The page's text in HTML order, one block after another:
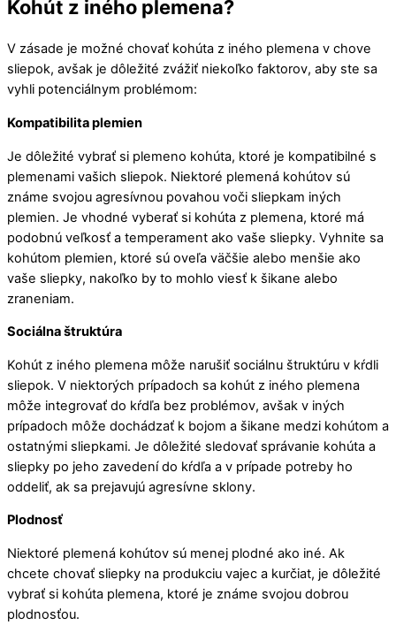
Kohút z iného plemena?
V zásade je možné chovať kohúta z iného plemena v chove
sliepok, avšak je dôležité zvážiť niekoľko faktorov, aby ste sa
vyhli potenciálnym problémom:
Kompatibilita plemien
Je dôležité vybrať si plemeno kohúta, ktoré je kompatibilné s
plemenami vašich sliepok. Niektoré plemená kohútov sú
známe svojou agresívnou povahou voči sliepkam iných
plemien. Je vhodné vyberať si kohúta z plemena, ktoré má
podobnú veľkosť a temperament ako vaše sliepky. Vyhnite sa
kohútom plemien, ktoré sú oveľa väčšie alebo menšie ako
vaše sliepky, nakoľko by to mohlo viesť k šikane alebo
zraneniam.
Sociálna štruktúra
Kohút z iného plemena môže narušiť sociálnu štruktúru v kŕdli
sliepok. V niektorých prípadoch sa kohút z iného plemena
môže integrovať do kŕdľa bez problémov, avšak v iných
prípadoch môže dochádzať k bojom a šikane medzi kohútom a
ostatnými sliepkami. Je dôležité sledovať správanie kohúta a
sliepky po jeho zavedení do kŕdľa a v prípade potreby ho
oddeliť, ak sa prejavujú agresívne sklony.
Plodnosť
Niektoré plemená kohútov sú menej plodné ako iné. Ak
chcete chovať sliepky na produkciu vajec a kurčiat, je dôležité
vybrať si kohúta plemena, ktoré je známe svojou dobrou
plodnosťou.